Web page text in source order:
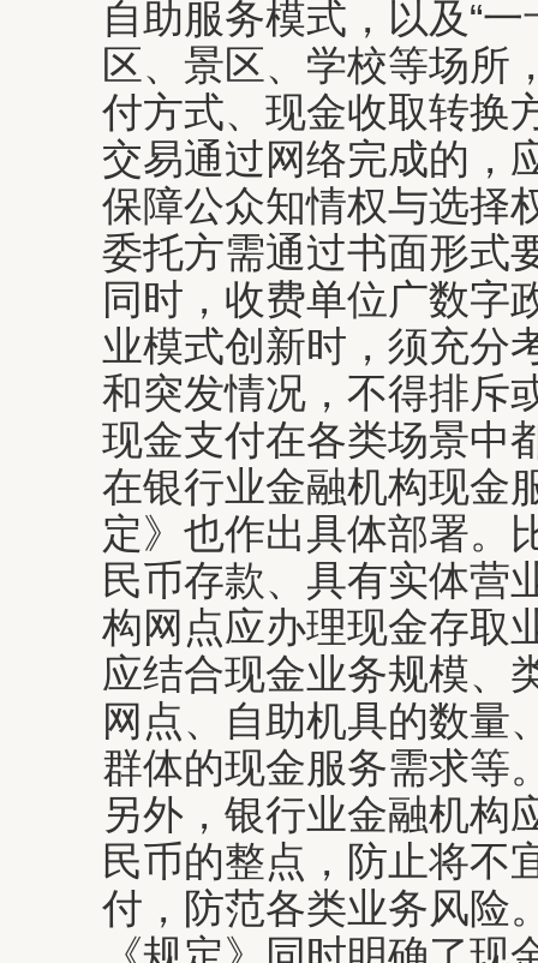
自助服务模式，以及“
区、景区、学校等场所
付方式、现金收取转换
交易通过网络完成的，
保障公众知情权与选择
委托方需通过书面形式
同时，收费单位广数字
业模式创新时，须充分
和突发情况，不得排斥
现金支付在各类场景中
在银行业金融机构现金
定》也作出具体部署。
民币存款、具有实体营
构网点应办理现金存取
应结合现金业务规模、
网点、自助机具的数量
群体的现金服务需求等
另外，银行业金融机构
民币的整点，防止将不
付，防范各类业务风险